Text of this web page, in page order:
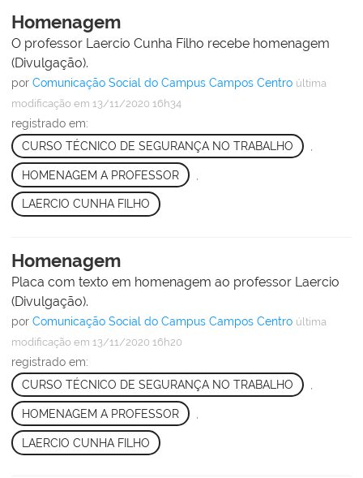
Homenagem
O professor Laercio Cunha Filho recebe homenagem
(Divulgação).
por Comunicação Social do Campus Campos Centro última
modificação em 13/11/2020 16h34
registrado em:
CURSO TÉCNICO DE SEGURANÇA NO TRABALHO
HOMENAGEM A PROFESSOR
LAERCIO CUNHA FILHO
Homenagem
Placa com texto em homenagem ao professor Laercio
(Divulgação).
por Comunicação Social do Campus Campos Centro última
modificação em 13/11/2020 16h20
registrado em:
CURSO TÉCNICO DE SEGURANÇA NO TRABALHO
HOMENAGEM A PROFESSOR
LAERCIO CUNHA FILHO